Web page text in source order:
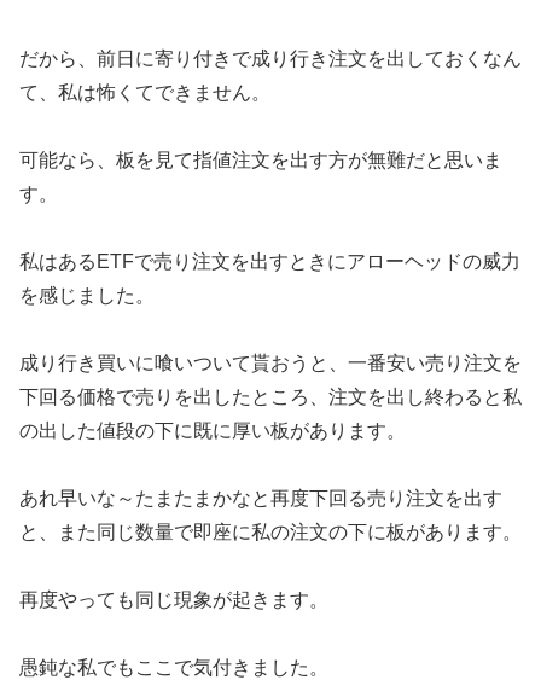
だから、前日に寄り付きで成り行き注文を出しておくなん
て、私は怖くてできません。
可能なら、板を見て指値注文を出す方が無難だと思いま
す。
私はあるETFで売り注文を出すときにアローヘッドの威力
を感じました。
成り行き買いに喰いついて貰おうと、一番安い売り注文を
下回る価格で売りを出したところ、注文を出し終わると私
の出した値段の下に既に厚い板があります。
あれ早いな～たまたまかなと再度下回る売り注文を出す
と、また同じ数量で即座に私の注文の下に板があります。
再度やっても同じ現象が起きます。
愚鈍な私でもここで気付きました。